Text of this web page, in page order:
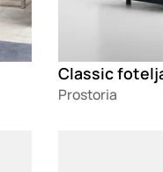
Classic
Prostoria